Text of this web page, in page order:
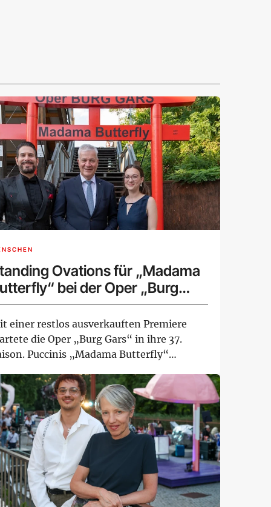
Ovations für „Madama
bei der Oper „Burg
einer restlos ausverkauften Premiere
die Oper „Burg Gars“ in ihre 37.
Puccinis „Madama Butterfly“